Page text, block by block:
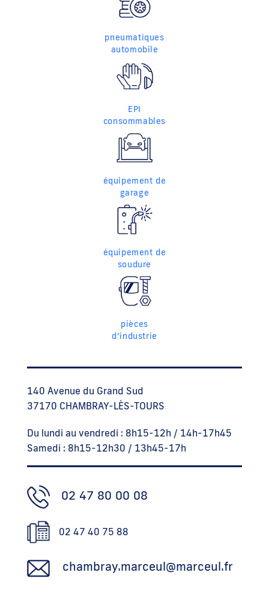
pneumatiques
automobile
EPI
consommables
équipement de
garage
équipement de
soudure
pièces
d’industrie
140 Avenue du Grand Sud
37170 CHAMBRAY-LÈS-TOURS
Du lundi au vendredi : 8h15-12h / 14h-17h45
Samedi : 8h15-12h30 / 13h45-17h
02 47 80 00 08
02 47 40 75 88
chambray.marceul@marceul.fr